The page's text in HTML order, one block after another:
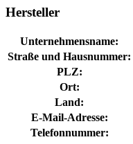
Hersteller
Unternehmensname:
Straße und Hausnummer:
PLZ:
Ort:
Land:
E-Mail-Adresse:
Telefonnummer: